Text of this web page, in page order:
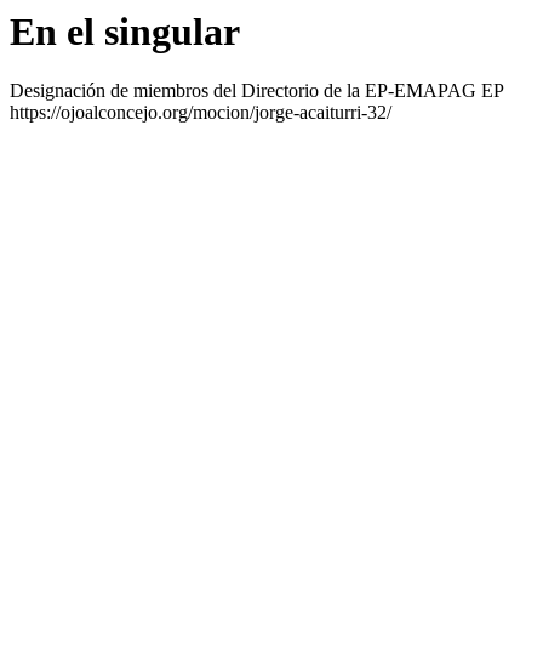
En el singular
Designación de miembros del Directorio de la EP-EMAPAG EP
https://ojoalconcejo.org/mocion/jorge-acaiturri-32/